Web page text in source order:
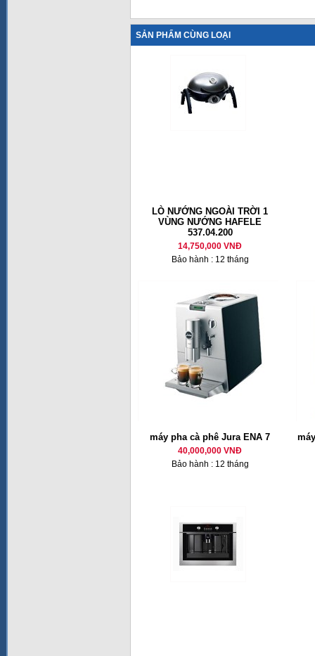
SẢN PHẨM CÙNG LOẠI
LÒ NƯỚNG NGOÀI TRỜI 1
VÙNG NƯỚNG HAFELE
537.04.200
14,750,000 VNĐ
Bảo hành : 12 tháng
máy pha cà phê Jura ENA 7
40,000,000 VNĐ
Bảo hành : 12 tháng